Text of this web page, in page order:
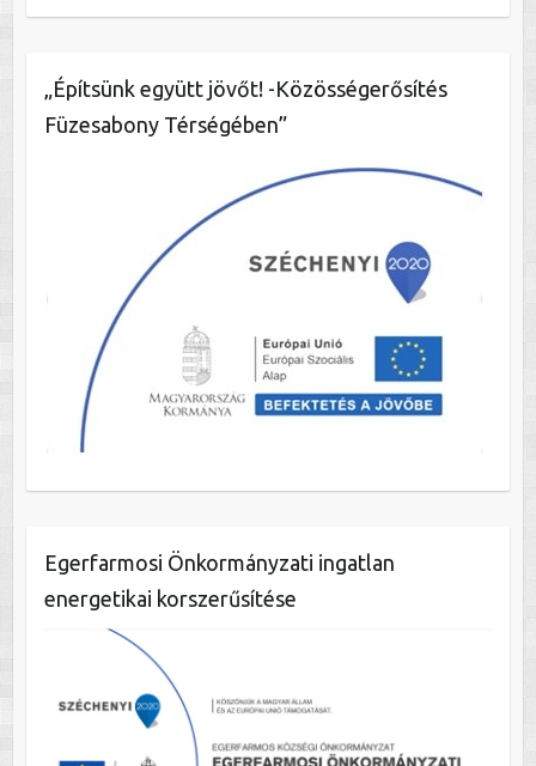
„Építsünk együtt jövőt! -Közösségerősítés
Füzesabony Térségében”
Egerfarmosi Önkormányzati ingatlan
energetikai korszerűsítése